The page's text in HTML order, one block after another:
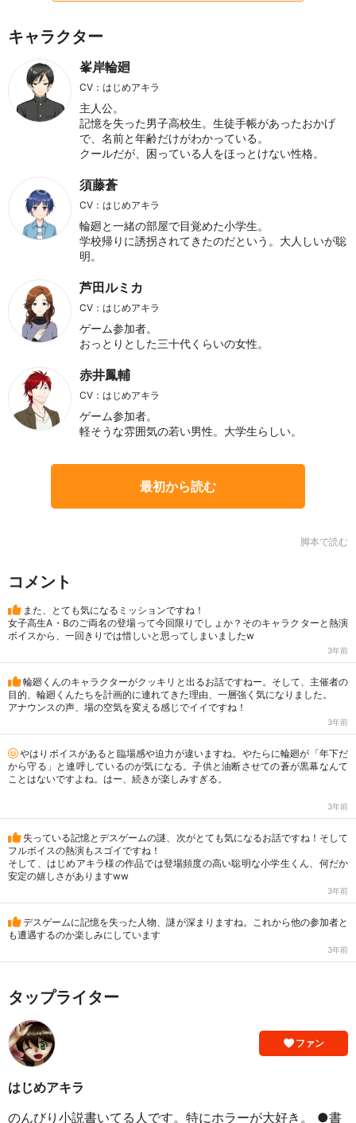
キャラクター
峯岸輪廻
CV：はじめアキラ
主人公。
記憶を失った男子高校生。生徒手帳があったおかげ
で、名前と年齢だけがわかっている。
クールだが、困っている人をほっとけない性格。
須藤蒼
CV：はじめアキラ
輪廻と一緒の部屋で目覚めた小学生。
学校帰りに誘拐されてきたのだという。大人しいが聡
明。
芦田ルミカ
CV：はじめアキラ
ゲーム参加者。
おっとりとした三十代くらいの女性。
赤井鳳輔
CV：はじめアキラ
ゲーム参加者。
軽そうな雰囲気の若い男性。大学生らしい。
最初から読む
脚本で読む
コメント
また、とても気になるミッションですね！
女子高生A・Bのご両名の登場って今回限りでしょか？そのキャラクターと熱演
ボイスから、一回きりでは惜しいと思ってしまいましたw
3年前
輪廻くんのキャラクターがクッキリと出るお話ですねー。そして、主催者の
目的、輪廻くんたちを計画的に連れてきた理由、一層強く気になりました。
アナウンスの声、場の空気を変える感じでイイですね！
3年前
やはりボイスがあると臨場感や迫力が違いますね。やたらに輪廻が「年下だ
から守る」と連呼しているのが気になる。子供と油断させての蒼が黒幕なんて
ことはないですよね。はー、続きが楽しみすぎる。
3年前
失っている記憶とデスゲームの謎、次がとても気になるお話ですね！そして
フルボイスの熱演もスゴイですね！
そして、はじめアキラ様の作品では登場頻度の高い聡明な小学生くん、何だか
安定の嬉しさがありますww
3年前
デスゲームに記憶を失った人物、謎が深まりますね。これから他の参加者と
も遭遇するのか楽しみにしています
3年前
タップライター
ファン
はじめアキラ
のんびり小説書いてる人です。特にホラーが大好き。 ●書